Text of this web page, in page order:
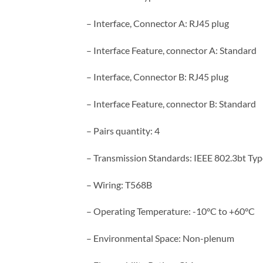
– Interface, Connector A: RJ45 plug
– Interface Feature, connector A: Standard
– Interface, Connector B: RJ45 plug
– Interface Feature, connector B: Standard
– Pairs quantity: 4
– Transmission Standards: IEEE 802.3bt
– Wiring: T568B
– Operating Temperature: -10°C to +60°C
– Environmental Space: Non-plenum